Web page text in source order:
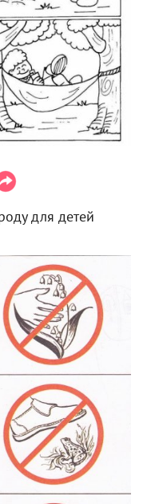
для детей